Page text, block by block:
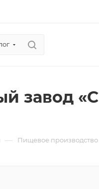
завод
— Пищевое производство